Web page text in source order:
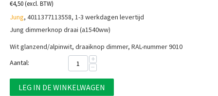
€4,50(excl. BTW)
Jung, 4011377113558, 1-3 werkdagen levertijd
Jung dimmerknop draai (a1540ww)
Wit glanzend/alpinwit, draaiknop dimmer, RAL-nummer 9010
Aantal:
+
−
LEG IN DE WINKELWAGEN